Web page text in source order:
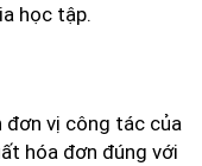
học tập.
vị công tác của
hóa đơn đúng với